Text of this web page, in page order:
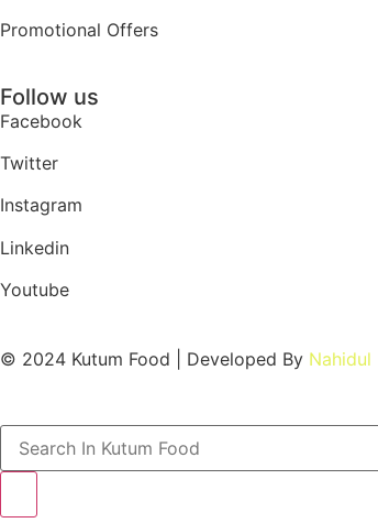
Promotional Offers
Follow us
Facebook
Twitter
Instagram
Linkedin
Youtube
© 2024 Kutum Food | Developed By Nahidul